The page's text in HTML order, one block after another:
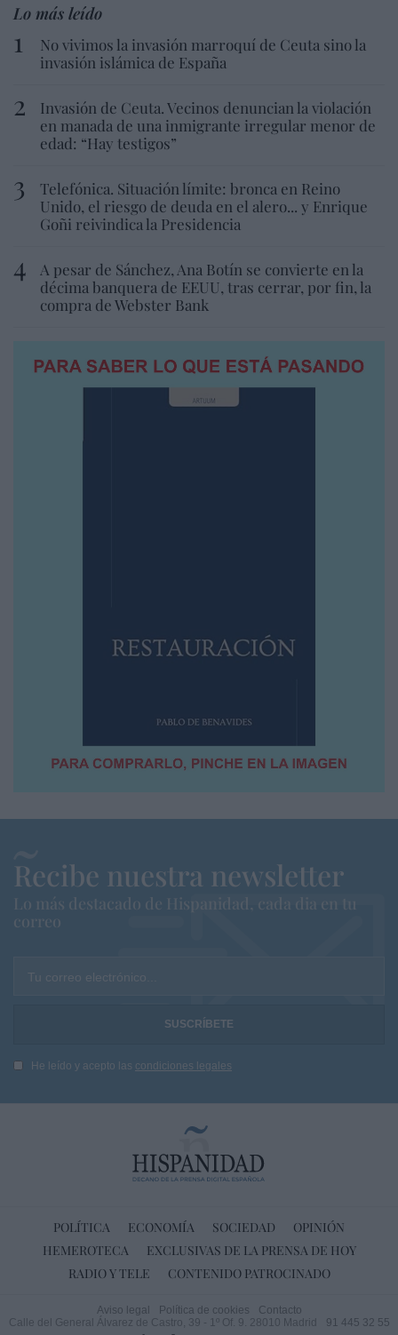
Lo más leído
No vivimos la invasión marroquí de Ceuta sino la
invasión islámica de España
Invasión de Ceuta. Vecinos denuncian la violación
en manada de una inmigrante irregular menor de
edad: “Hay testigos”
Telefónica. Situación límite: bronca en Reino
Unido, el riesgo de deuda en el alero... y Enrique
Goñi reivindica la Presidencia
A pesar de Sánchez, Ana Botín se convierte en la
décima banquera de EEUU, tras cerrar, por fin, la
compra de Webster Bank
Recibe nuestra newsletter
Lo más destacado de Hispanidad, cada dia en tu
correo
Tu correo electrónico...
He leído y acepto las condiciones legales
POLÍTICA ECONOMÍA SOCIEDAD
OPINIÓN
HEMEROTECA
EXCLUSIVAS DE LA PRENSA DE HOY
RADIO Y TELE
CONTENIDO PATROCINADO
Aviso legal Política de cookies
Contacto
Calle del General Álvarez de Castro, 39 - 1º Of. 9. 28010 Madrid
91 445 32 55